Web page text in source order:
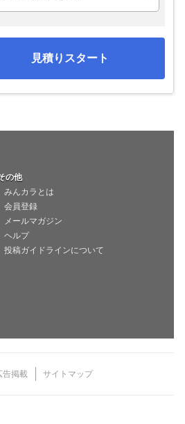
見積りスタート
の他
みんカラとは
会員登録
メールマガジン
ヘルプ
投稿ガイドラインについて
告掲載 サイトマップ